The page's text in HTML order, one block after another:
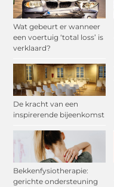
Wat gebeurt er wanneer
een voertuig ‘total loss’ is
verklaard?
De kracht van een
inspirerende bijeenkomst
Bekkenfysiotherapie:
gerichte ondersteuning